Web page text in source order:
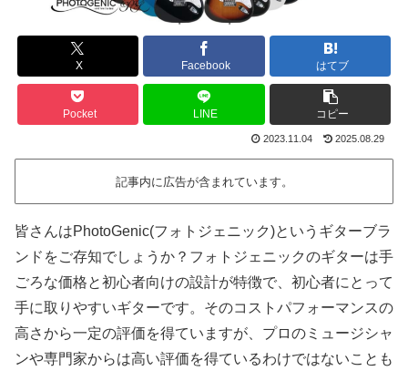
X Facebook はてブ
Pocket LINE コピー
2023.11.04 2025.08.29
記事内に広告が含まれています。
皆さんはPhotoGenic(フォトジェニック)というギターブラ
ンドをご存知でしょうか？フォトジェニックのギターは手
ごろな価格と初心者向けの設計が特徴で、初心者にとって
手に取りやすいギターです。そのコストパフォーマンスの
高さから一定の評価を得ていますが、プロのミュージシャ
ンや専門家からは高い評価を得ているわけではないことも